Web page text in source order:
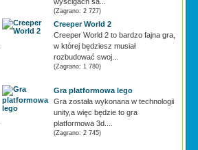
(Zagrano: 2 727)
Creeper World 2
Creeper World 2 to bardzo fajna gra,
w której będziesz musiał
rozbudować swoj...
(Zagrano: 1 780)
Gra platformowa lego
Gra została wykonana w technologii
unity,a więc będzie to gra
platformowa 3d....
(Zagrano: 2 745)